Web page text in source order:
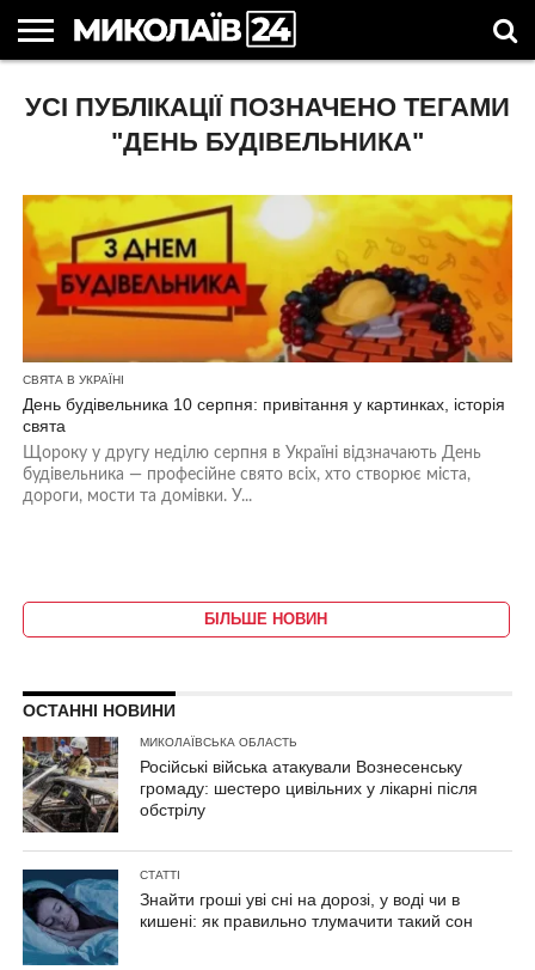
НОВИНИ
НОВИНИ
МИКОЛАЄВА
МИКОЛАЇВСЬКА
ОБЛАСТЬ
НОВИНИ
СПОРТУ
УКРАЇНА
ТА СВІТ
НОВИНИ
КОМПАНІЙ
АСТРОЛОГІЯ
СВЯТА
В
КОРИСНІ
СТАТТІ
УСІ ПУБЛІКАЦІЇ ПОЗНАЧЕНО ТЕГАМИ
"ДЕНЬ БУДІВЕЛЬНИКА"
СВЯТА В УКРАЇНІ
День будівельника 10 серпня: привітання у картинках, історія
свята
Щороку у другу неділю серпня в Україні відзначають День
будівельника — професійне свято всіх, хто створює міста,
дороги, мости та домівки. У...
БІЛЬШЕ НОВИН
ОСТАННІ НОВИНИ
МИКОЛАЇВСЬКА ОБЛАСТЬ
Російські війська атакували Вознесенську
громаду: шестеро цивільних у лікарні після
обстрілу
СТАТТІ
Знайти гроші уві сні на дорозі, у воді чи в
кишені: як правильно тлумачити такий сон